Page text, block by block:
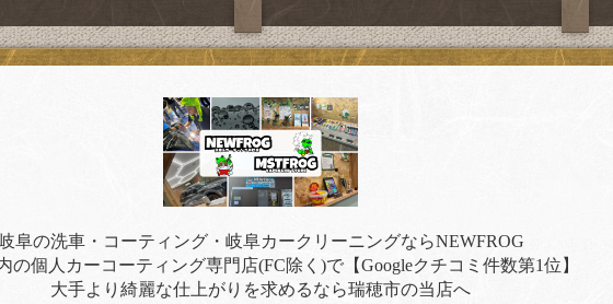
阜の洗車・コーティング・岐阜カークリーニングならNEWFROG
の個人カーコーティング専門店(FC除く)で【Googleクチコミ件数第1位】
大手より綺麗な仕上がりを求めるなら瑞穂市の当店へ